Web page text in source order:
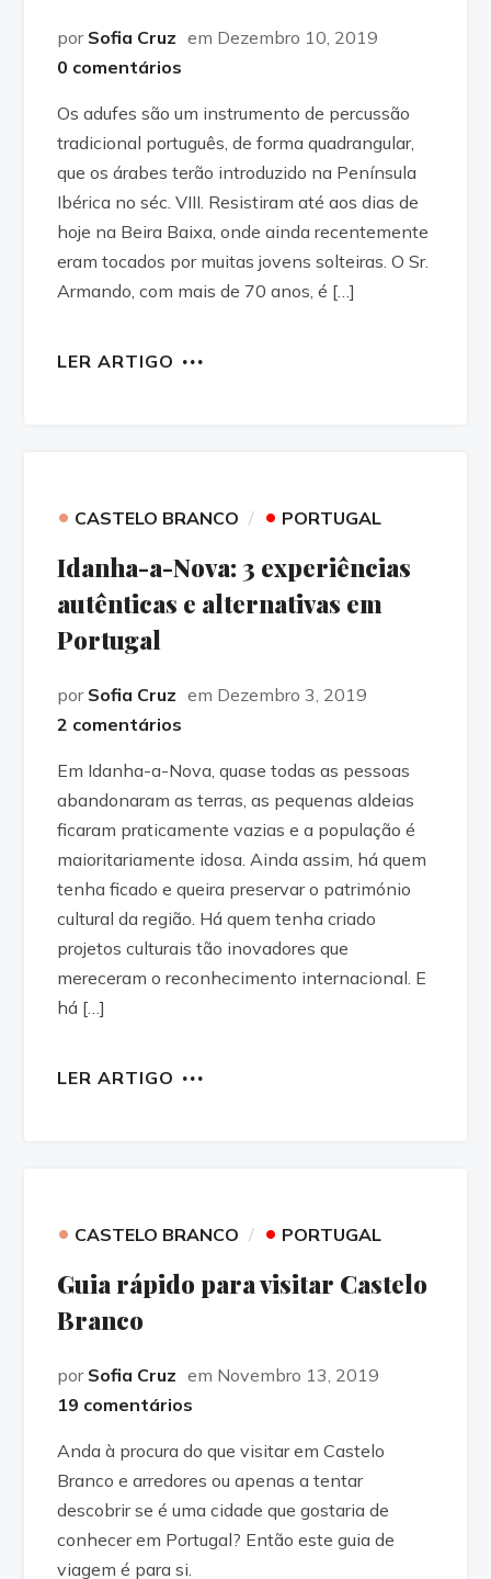
por Sofia Cruz em Dezembro 10, 2019
0 comentários
Os adufes são um instrumento de percussão
tradicional português, de forma quadrangular,
que os árabes terão introduzido na Península
Ibérica no séc. VIII. Resistiram até aos dias de
hoje na Beira Baixa, onde ainda recentemente
eram tocados por muitas jovens solteiras. O Sr.
Armando, com mais de 70 anos, é […]
LER ARTIGO
• CASTELO BRANCO • PORTUGAL
Idanha-a-Nova: 3 experiências
autênticas e alternativas em
Portugal
por Sofia Cruz em Dezembro 3, 2019
2 comentários
Em Idanha-a-Nova, quase todas as pessoas
abandonaram as terras, as pequenas aldeias
ficaram praticamente vazias e a população é
maioritariamente idosa. Ainda assim, há quem
tenha ficado e queira preservar o património
cultural da região. Há quem tenha criado
projetos culturais tão inovadores que
mereceram o reconhecimento internacional. E
há […]
LER ARTIGO
• CASTELO BRANCO • PORTUGAL
Guia rápido para visitar Castelo
Branco
por Sofia Cruz em Novembro 13, 2019
19 comentários
Anda à procura do que visitar em Castelo
Branco e arredores ou apenas a tentar
descobrir se é uma cidade que gostaria de
conhecer em Portugal? Então este guia de
viagem é para si.